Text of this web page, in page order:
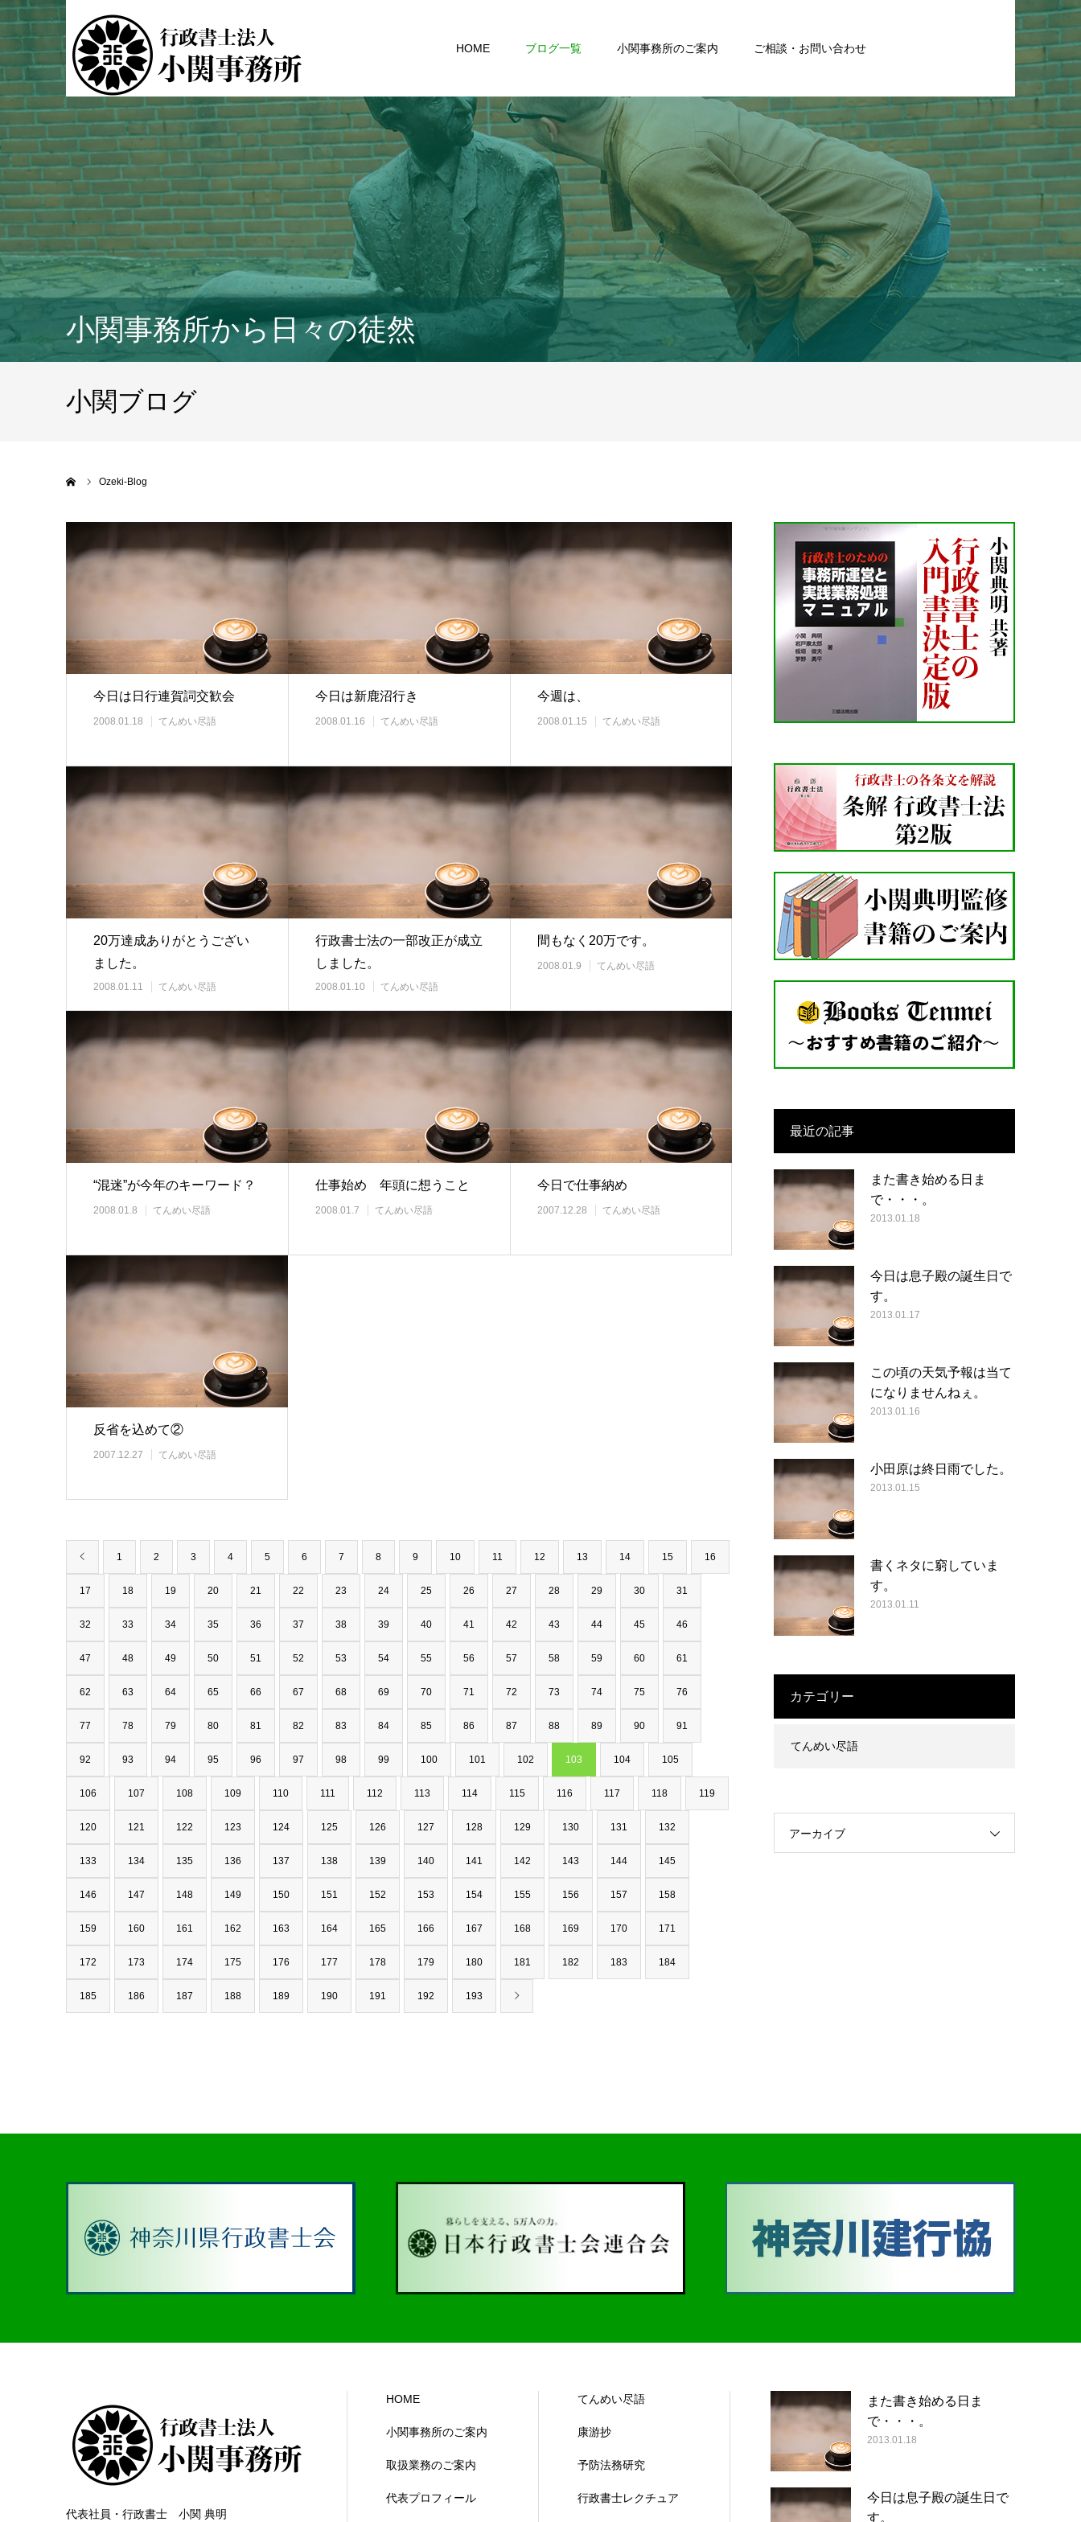
HOME ブログ一覧 小関事務所のご案内 ご相談・お問い合わせ
小関事務所から日々の徒然
小関ブログ
Ozeki-Blog
今日は日行連賀詞交歓会
2008.01.18 てんめい尽語
今日は新鹿沼行き
2008.01.16 てんめい尽語
今週は、
2008.01.15 てんめい尽語
20万達成ありがとうござい
ました。
2008.01.11 てんめい尽語
行政書士法の一部改正が成立
しました。
2008.01.10 てんめい尽語
間もなく20万です。
2008.01.9 てんめい尽語
“混迷”が今年のキーワード？
2008.01.8 てんめい尽語
仕事始め 年頭に想うこと
2008.01.7 てんめい尽語
今日で仕事納め
2007.12.28 てんめい尽語
反省を込めて②
2007.12.27 てんめい尽語
1 2 3 4 5 6 7 8 9 10 11 12 13 14 15 16
17 18 19 20 21 22 23 24 25 26 27 28 29 30 31
32 33 34 35 36 37 38 39 40 41 42 43 44 45 46
47 48 49 50 51 52 53 54 55 56 57 58 59 60 61
62 63 64 65 66 67 68 69 70 71 72 73 74 75 76
77 78 79 80 81 82 83 84 85 86 87 88 89 90 91
92 93 94 95 96 97 98 99 100 101 102 103 104 105
106 107 108 109 110 111 112 113 114 115 116 117 118 119
120 121 122 123 124 125 126 127 128 129 130 131 132
133 134 135 136 137 138 139 140 141 142 143 144 145
146 147 148 149 150 151 152 153 154 155 156 157 158
159 160 161 162 163 164 165 166 167 168 169 170 171
172 173 174 175 176 177 178 179 180 181 182 183 184
185 186 187 188 189 190 191 192 193
最近の記事
また書き始める日ま
で・・・。
2013.01.18
今日は息子殿の誕生日で
す。
2013.01.17
この頃の天気予報は当て
になりませんねぇ。
2013.01.16
小田原は終日雨でした。
2013.01.15
書くネタに窮していま
す。
2013.01.11
カテゴリー
てんめい尽語
アーカイブ
代表社員・行政書士 小関 典明
HOME
小関事務所のご案内
取扱業務のご案内
代表プロフィール
てんめい尽語
康游抄
予防法務研究
行政書士レクチュア
また書き始める日ま
で・・・。
2013.01.18
今日は息子殿の誕生日で
す。